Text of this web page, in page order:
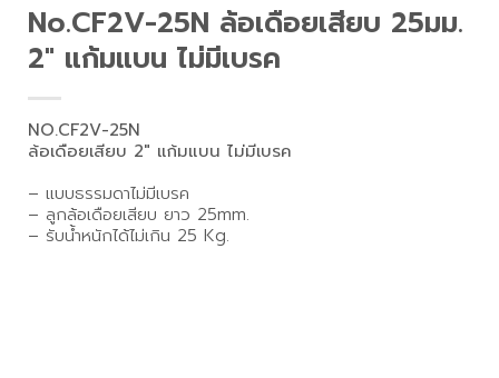
No.CF2V-25N ล้อเดือยเสียบ 25มม.
2″ แก้มแบน ไม่มีเบรค
NO.CF2V-25N
ล้อเดือยเสียบ 2″ แก้มแบน ไม่มีเบรค
– แบบธรรมดาไม่มีเบรค
– ลูกล้อเดือยเสียบ ยาว 25mm.
– รับน้ำหนักได้ไม่เกิน 25 Kg.